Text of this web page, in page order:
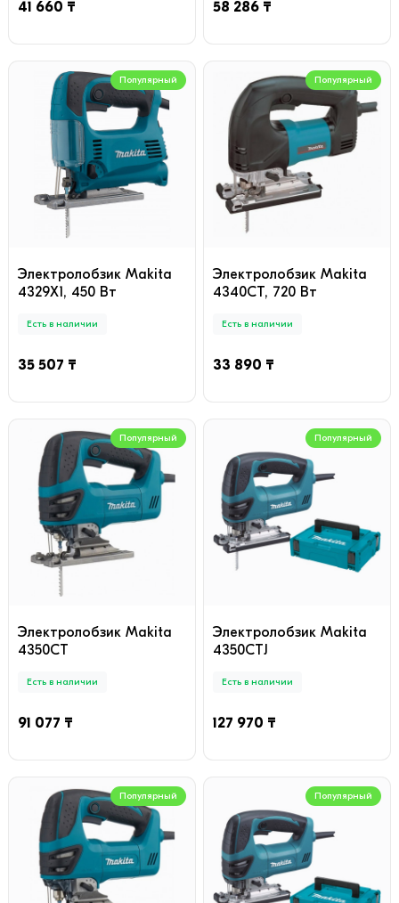
41 660 ₸ 58 286 ₸
Популярный
Электролобзик Makita
4329X1, 450 Вт
Есть в наличии
35 507 ₸
Популярный
Электролобзик Makita
4340CT, 720 Вт
Есть в наличии
33 890 ₸
Популярный
Электролобзик Makita
4350CT
Есть в наличии
91 077 ₸
Популярный
Электролобзик Makita
4350CTJ
Есть в наличии
127 970 ₸
Популярный Популярный